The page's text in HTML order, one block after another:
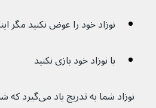
نوزاد خود را عوض نکنید مگر
با نوزاد خود بازی نکنید
نوزاد شما به تدریج یاد می‌گیرد که شب برای خوابیدن است.